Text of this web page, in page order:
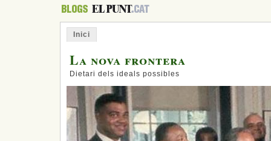
Inici
La nova frontera
Dietari dels ideals possibles